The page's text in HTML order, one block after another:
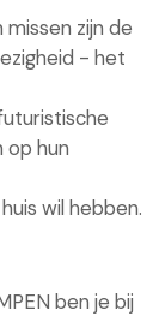
zijn de
- het
op hun
wil hebben.
ben je bij